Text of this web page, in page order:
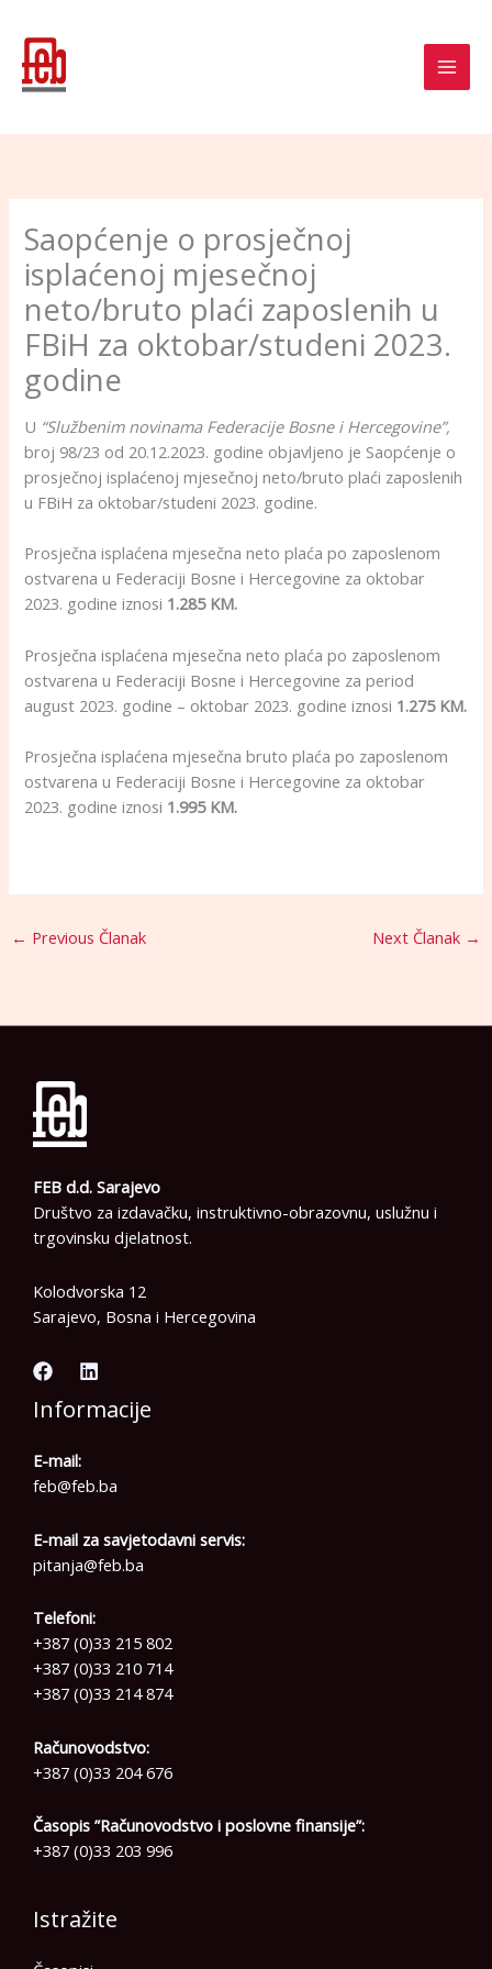
content
Saopćenje o prosječnoj
isplaćenoj mjesečnoj
neto/bruto plaći zaposlenih u
FBiH za oktobar/studeni 2023.
godine
U “Službenim novinama Federacije Bosne i Hercegovine”,
broj 98/23 od 20.12.2023. godine objavljeno je Saopćenje o
prosječnoj isplaćenoj mjesečnoj neto/bruto plaći zaposlenih
u FBiH za oktobar/studeni 2023. godine.
Prosječna isplaćena mjesečna neto plaća po zaposlenom
ostvarena u Federaciji Bosne i Hercegovine za oktobar
2023. godine iznosi 1.285 KM.
Prosječna isplaćena mjesečna neto plaća po zaposlenom
ostvarena u Federaciji Bosne i Hercegovine za period
august 2023. godine – oktobar 2023. godine iznosi 1.275 KM.
Prosječna isplaćena mjesečna bruto plaća po zaposlenom
ostvarena u Federaciji Bosne i Hercegovine za oktobar
2023. godine iznosi 1.995 KM.
← Previous Članak Next Članak →
FEB d.d. Sarajevo
Društvo za izdavačku, instruktivno-obrazovnu, uslužnu i
trgovinsku djelatnost.
Kolodvorska 12
Sarajevo, Bosna i Hercegovina
Informacije
E-mail:
feb@feb.ba
E-mail za savjetodavni servis:
pitanja@feb.ba
Telefoni:
+387 (0)33 215 802
+387 (0)33 210 714
+387 (0)33 214 874
Računovodstvo:
+387 (0)33 204 676
Časopis ”Računovodstvo i poslovne finansije”:
+387 (0)33 203 996
Istražite